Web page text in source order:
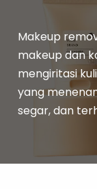
Makeup
makeup dan
mengiritasi
yang
segar, dan